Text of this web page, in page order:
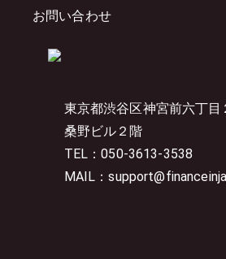
東京都渋谷区神宮前六丁
桑野ビル２階
TEL：050-3613-3538
MAIL：
お問い合わせ